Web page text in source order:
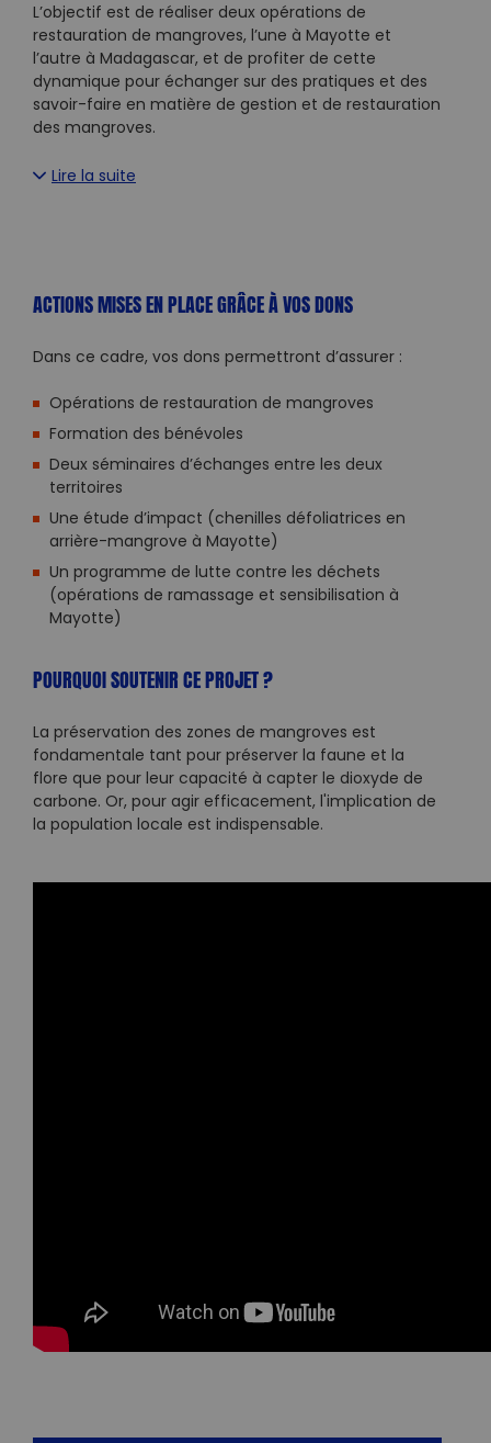
L’objectif est de réaliser deux opérations de
restauration de mangroves, l’une à Mayotte et
l’autre à Madagascar, et de profiter de cette
dynamique pour échanger sur des pratiques et des
savoir-faire en matière de gestion et de restauration
des mangroves.
Lire la suite
ACTIONS MISES EN PLACE GRÂCE À VOS DONS
Dans ce cadre, vos dons permettront d’assurer :
Opérations de restauration de mangroves
Formation des bénévoles
Deux séminaires d’échanges entre les deux
territoires
Une étude d’impact (chenilles défoliatrices en
arrière-mangrove à Mayotte)
Un programme de lutte contre les déchets
(opérations de ramassage et sensibilisation à
Mayotte)
POURQUOI SOUTENIR CE PROJET ?
La préservation des zones de mangroves est
fondamentale tant pour préserver la faune et la
flore que pour leur capacité à capter le dioxyde de
carbone. Or, pour agir efficacement, l'implication de
la population locale est indispensable.